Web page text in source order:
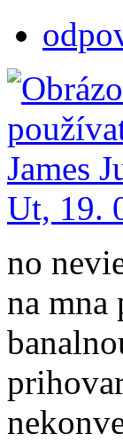
Ut, 19.
no
na mna